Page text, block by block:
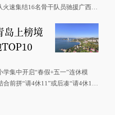
速集结16名骨干队员驰援广西灾
岛上榜境
集中开启“春假+五一”连休模
前拼“请4休11”或后凑“请4休1